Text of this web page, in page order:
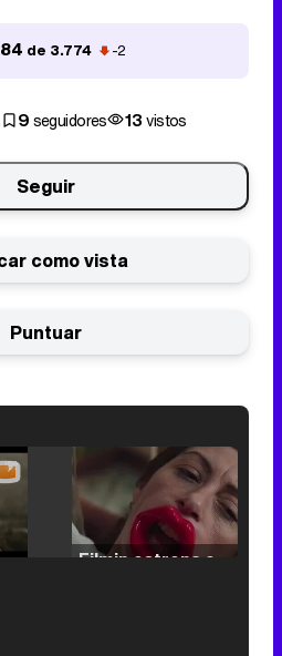
de 3.774 -2
9seguidores 13vistos
Seguir
como vista
Puntuar
/